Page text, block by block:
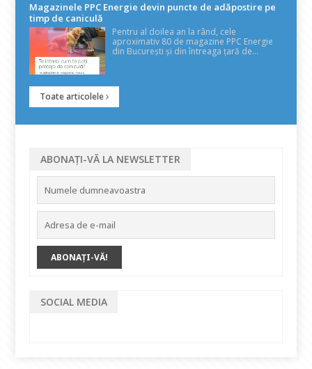
Magazinele PPC Energie devin puncte de adăpostire pe
timp de caniculă
Pentru al doilea an la rând, cele
aproximativ 80 de magazine PPC Energie
din București și din întreaga țară de...
Toate articolele
ABONAȚI-VĂ LA NEWSLETTER
SOCIAL MEDIA